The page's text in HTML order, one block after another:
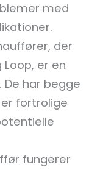
med
der
er en
har begge
fortrolige
fungerer